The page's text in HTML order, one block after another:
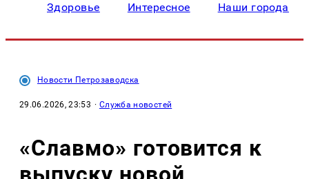
Здоровье Интересное Наши города
Новости Петрозаводска
29.06.2026, 23:53 · Служба новостей
«Славмо» готовится к